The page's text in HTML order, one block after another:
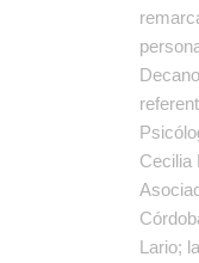
Cecilia
Lario;